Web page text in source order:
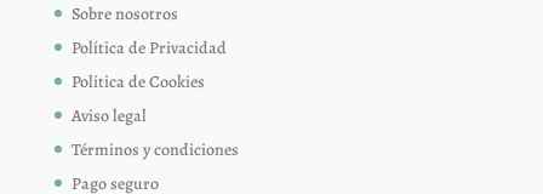
Sobre nosotros
Política de Privacidad
Política de Cookies
Aviso legal
Términos y condiciones
Pago seguro